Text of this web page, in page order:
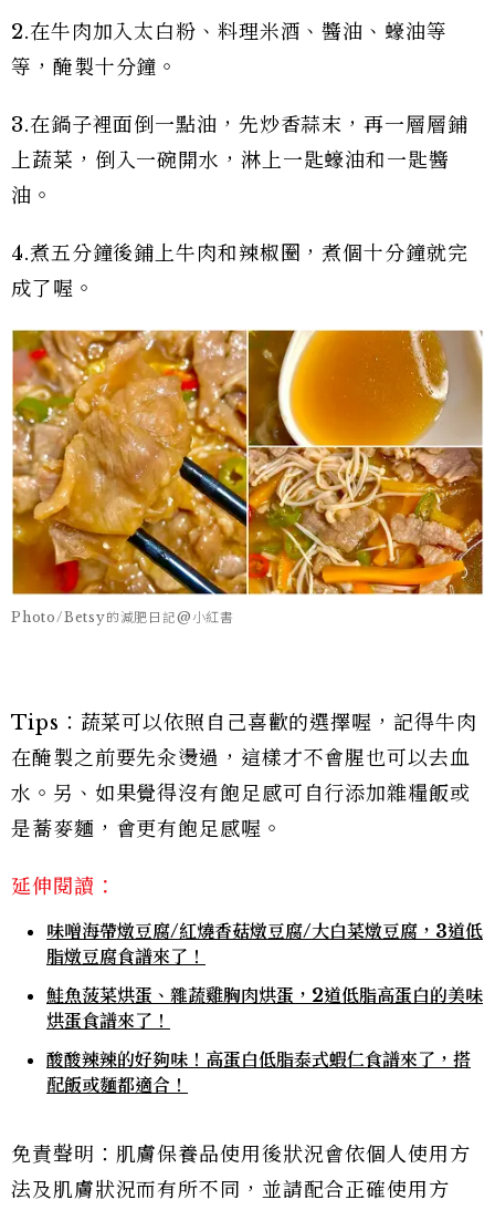
2.在牛肉加入太白粉、料理米酒、醬油、蠔油等
等，醃製十分鐘。
3.在鍋子裡面倒一點油，先炒香蒜末，再一層層鋪
上蔬菜，倒入一碗開水，淋上一匙蠔油和一匙醬
油。
4.煮五分鐘後鋪上牛肉和辣椒圈，煮個十分鐘就完
成了喔。
Photo/Betsy的減肥日記@小紅書
Tips：蔬菜可以依照自己喜歡的選擇喔，記得牛肉
在醃製之前要先汆燙過，這樣才不會腥也可以去血
水。另、如果覺得沒有飽足感可自行添加雜糧飯或
是蕎麥麵，會更有飽足感喔。
延伸閱讀：
味噌海帶燉豆腐/紅燒香菇燉豆腐/大白菜燉豆腐，3道低
脂燉豆腐食譜來了！
鮭魚菠菜烘蛋、雜蔬雞胸肉烘蛋，2道低脂高蛋白的美味
烘蛋食譜來了！
酸酸辣辣的好夠味！高蛋白低脂泰式蝦仁食譜來了，搭
配飯或麵都適合！
免責聲明：肌膚保養品使用後狀況會依個人使用方
法及肌膚狀況而有所不同，並請配合正確使用方